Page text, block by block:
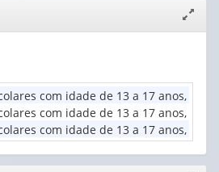
janela
com idade de 13 a 17 anos,
com idade de 13 a 17 anos,
com idade de 13 a 17 anos,